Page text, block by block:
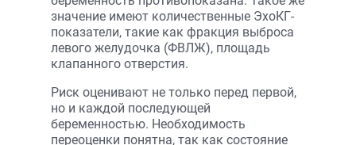
значение имеют количественные ЭхоКГ-
показатели, такие как фракция выброса
левого желудочка (ФВЛЖ), площадь
клапанного отверстия.
Риск оценивают не только перед первой,
но и каждой последующей
беременностью. Необходимость
переоценки понятна, так как состояние